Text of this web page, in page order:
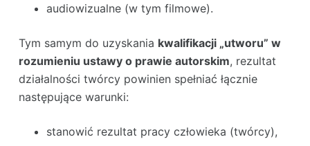
audiowizualne (w tym filmowe).
Tym samym do uzyskania kwalifikacji „utworu” w
rozumieniu ustawy o prawie autorskim, rezultat
działalności twórcy powinien spełniać łącznie
następujące warunki:
stanowić rezultat pracy człowieka (twórcy),